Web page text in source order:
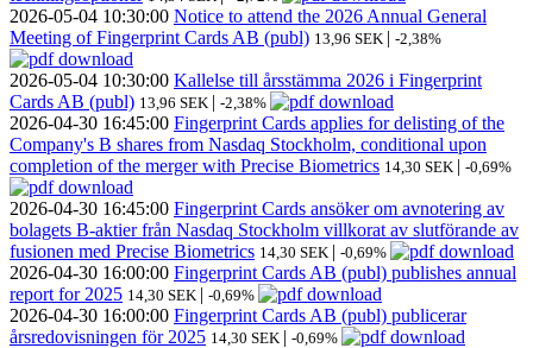
2026-05-04 10:30:00 Notice to attend the 2026 Annual General
Meeting of Fingerprint Cards AB (publ) 13,96 SEK | -2,38%
2026-05-04 10:30:00 Kallelse till årsstämma 2026 i Fingerprint
Cards AB (publ) 13,96 SEK | -2,38%
2026-04-30 16:45:00 Fingerprint Cards applies for delisting of the
Company's B shares from Nasdaq Stockholm, conditional upon
completion of the merger with Precise Biometrics 14,30 SEK | -0,69%
2026-04-30 16:45:00 Fingerprint Cards ansöker om avnotering av
bolagets B-aktier från Nasdaq Stockholm villkorat av slutförande av
fusionen med Precise Biometrics 14,30 SEK | -0,69%
2026-04-30 16:00:00 Fingerprint Cards AB (publ) publishes annual
report for 2025 14,30 SEK | -0,69%
2026-04-30 16:00:00 Fingerprint Cards AB (publ) publicerar
årsredovisningen för 2025 14,30 SEK | -0,69%